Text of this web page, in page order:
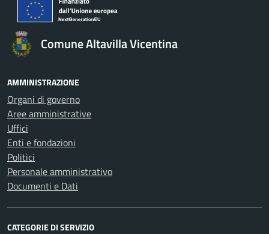
Comune Altavilla Vicentina
AMMINISTRAZIONE
Organi di governo
Aree amministrative
Uffici
Enti e fondazioni
Politici
Personale amministrativo
Documenti e Dati
CATEGORIE DI SERVIZIO